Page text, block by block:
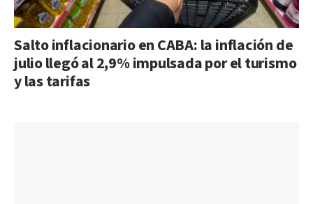
Salto inflacionario en CABA: la inflación de
julio llegó al 2,9% impulsada por el turismo
y las tarifas